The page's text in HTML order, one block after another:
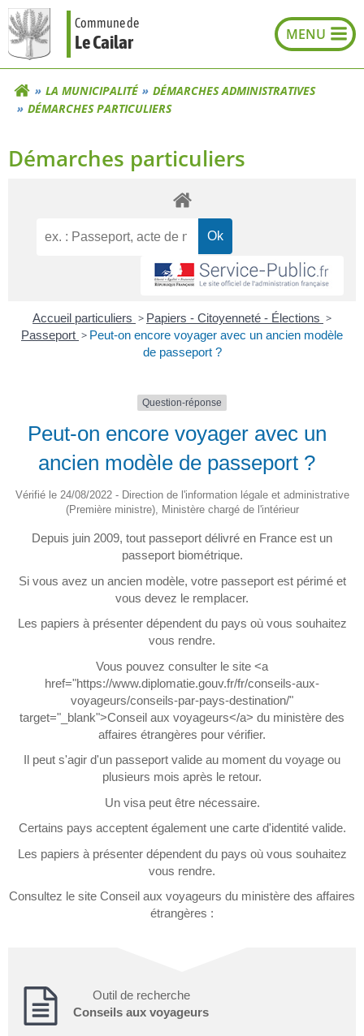
Aller
au
contenu
Commune de
Le Cailar
LA MUNICIPALITÉ
DÉMARCHES ADMINISTRATIVES
DÉMARCHES PARTICULIERS
Démarches particuliers
Accueil particuliers > Papiers - Citoyenneté - Élections >
Passeport > Peut-on encore voyager avec un ancien modèle
de passeport ?
Question-réponse
Peut-on encore voyager avec un
ancien modèle de passeport ?
Vérifié le 24/08/2022 - Direction de l'information légale et administrative
(Première ministre), Ministère chargé de l'intérieur
Depuis juin 2009, tout passeport délivré en France est un
passeport biométrique.
Si vous avez un ancien modèle, votre passeport est périmé et
vous devez le remplacer.
Les papiers à présenter dépendent du pays où vous souhaitez
vous rendre.
Vous pouvez consulter le site <a
href="https://www.diplomatie.gouv.fr/fr/conseils-aux-
voyageurs/conseils-par-pays-destination/"
target="_blank">Conseil aux voyageurs</a> du ministère des
affaires étrangères pour vérifier.
Il peut s'agir d'un passeport valide au moment du voyage ou
plusieurs mois après le retour.
Un visa peut être nécessaire.
Certains pays acceptent également une carte d'identité valide.
Les papiers à présenter dépendent du pays où vous souhaitez
vous rendre.
Consultez le site Conseil aux voyageurs du ministère des affaires
étrangères :
Outil de recherche
Conseils aux voyageurs